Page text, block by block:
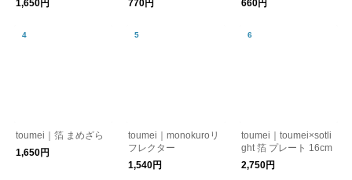
1,650円
770円
660円
toumei｜箔 まめざら
1,650円
toumei｜monokuroリ
フレクター
1,540円
toumei｜toumei×sotli
ght 箔 プレート 16cm
2,750円